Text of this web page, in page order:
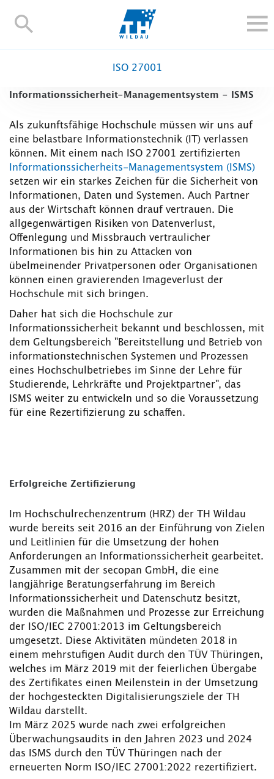
TH-
FORSCHUNG UND TRANSFER
ALUMNI
HOCHSCHULE
INTERNATIONAL
BESCHÄFTIGTE
Blogs Kontakt und Anfahrt Webmail
TH Online-Portal Personensuche English
ISO 27001
Informationssicherheit-Managementsystem - ISMS
Als zukunftsfähige Hochschule müssen wir uns auf
eine belastbare Informationstechnik (IT) verlassen
können. Mit einem nach ISO 27001 zertifizierten
Informationssicherheits-Managementsystem (ISMS)
setzen wir ein starkes Zeichen für die Sicherheit von
Informationen, Daten und Systemen. Auch Partner
aus der Wirtschaft können drauf vertrauen. Die
allgegenwärtigen Risiken von Datenverlust,
Offenlegung und Missbrauch vertraulicher
Informationen bis hin zu Attacken von
übelmeinender Privatpersonen oder Organisationen
können einen gravierenden Imageverlust der
Hochschule mit sich bringen.
Daher hat sich die Hochschule zur
Informationssicherheit bekannt und beschlossen, mit
dem Geltungsbereich "Bereitstellung und Betrieb von
informationstechnischen Systemen und Prozessen
eines Hochschulbetriebes im Sinne der Lehre für
Studierende, Lehrkräfte und Projektpartner", das
ISMS weiter zu entwickeln und so die Voraussetzung
für eine Rezertifizierung zu schaffen.
Erfolgreiche Zertifizierung
Im Hochschulrechenzentrum (HRZ) der TH Wildau
wurde bereits seit 2016 an der Einführung von Zielen
und Leitlinien für die Umsetzung der hohen
Anforderungen an Informationssicherheit gearbeitet.
Zusammen mit der secopan GmbH, die eine
langjährige Beratungserfahrung im Bereich
Informationssicherheit und Datenschutz besitzt,
wurden die Maßnahmen und Prozesse zur Erreichung
der ISO/IEC 27001:2013 im Geltungsbereich
umgesetzt. Diese Aktivitäten mündeten 2018 in
einem mehrstufigen Audit durch den TÜV Thüringen,
welches im März 2019 mit der feierlichen Übergabe
des Zertifikates einen Meilenstein in der Umsetzung
der hochgesteckten Digitalisierungsziele der TH
Wildau darstellt.
Im März 2025 wurde nach zwei erfolgreichen
Überwachungsaudits in den Jahren 2023 und 2024
das ISMS durch den TÜV Thüringen nach der
erneuerten Norm ISO/IEC 27001:2022 rezertifiziert.